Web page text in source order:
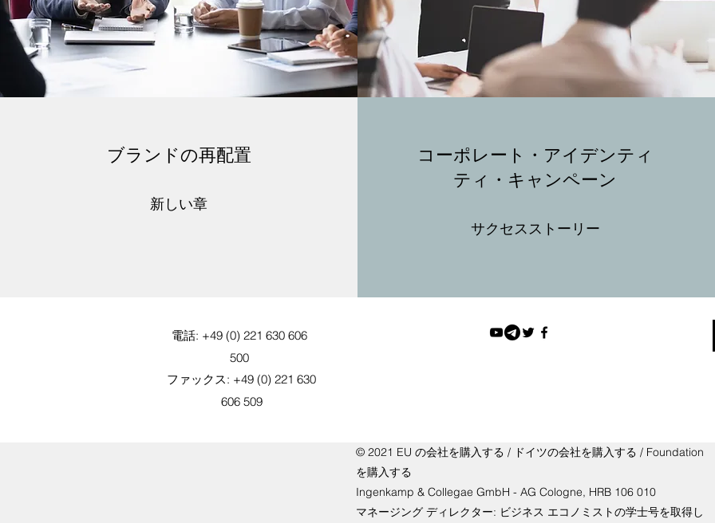
ブランドの再配置
新しい章
コーポレート・アイデンティ
ティ・キャンペーン
サクセスストーリー
電話: +49 (0) 221 630 606
500
ファックス: +49 (0) 221 630
606 509
© 2021 EU の会社を購入する / ドイツの会社を購入する / Foundation
を購入する
Ingenkamp & Collegae GmbH - AG Cologne, HRB 106 010
マネージング ディレクター: ビジネス エコノミストの学士号を取得し